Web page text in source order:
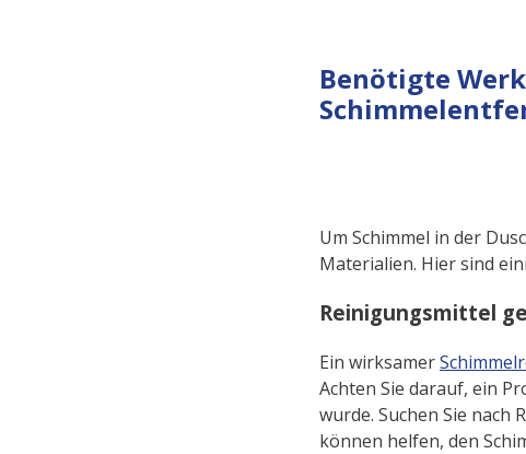
Benötigte
Um Schimmel in der
Materialien. Hier sind
Reinigungsmittel
Ein wirksamer
Achten Sie darauf, ein
wurde. Suchen Sie nach
können helfen, den